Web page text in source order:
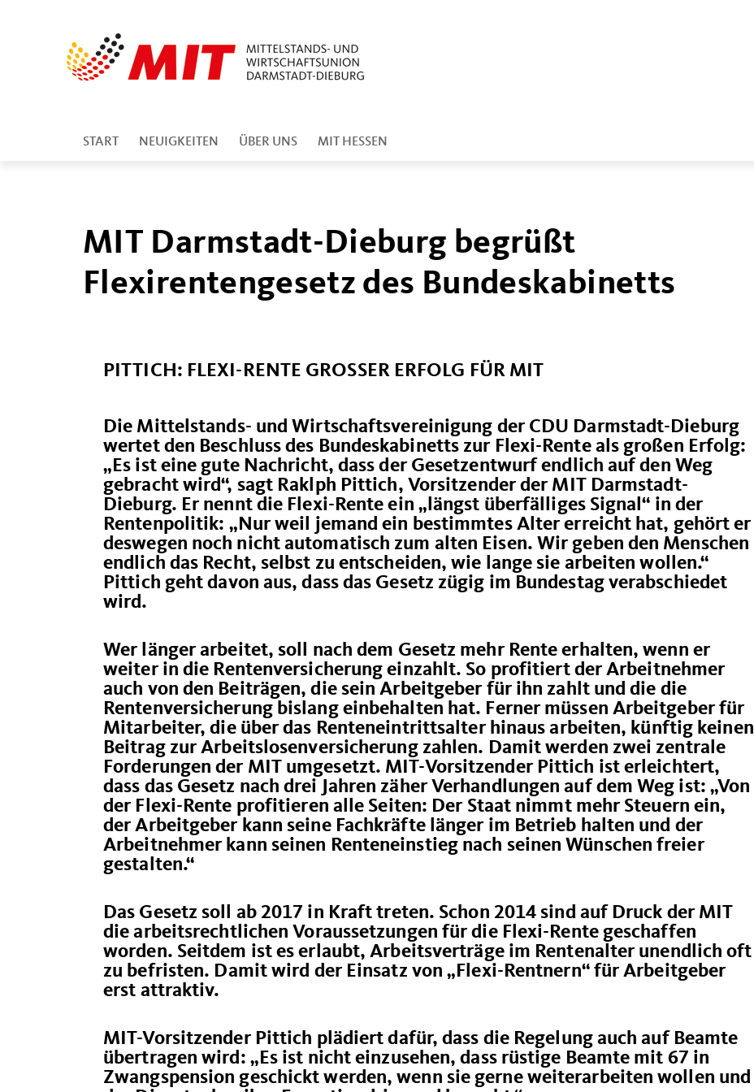
START NEUIGKEITEN ÜBER UNS MIT HESSEN
MIT Darmstadt-Dieburg begrüßt
Flexirentengesetz des Bundeskabinetts
PITTICH: FLEXI-RENTE GROSSER ERFOLG FÜR MIT
Die Mittelstands- und Wirtschaftsvereinigung der CDU Darmstadt-Dieburg
wertet den Beschluss des Bundeskabinetts zur Flexi-Rente als großen Erfolg:
Es ist eine gute Nachricht, dass der Gesetzentwurf endlich auf den Weg
gebracht wird“, sagt Raklph Pittich, Vorsitzender der MIT Darmstadt-
Dieburg. Er nennt die Flexi-Rente ein „längst überfälliges Signal“ in der
Rentenpolitik: „Nur weil jemand ein bestimmtes Alter erreicht hat, gehört er
deswegen noch nicht automatisch zum alten Eisen. Wir geben den Menschen
endlich das Recht, selbst zu entscheiden, wie lange sie arbeiten wollen.“
Pittich geht davon aus, dass das Gesetz zügig im Bundestag verabschiedet
wird.
Wer länger arbeitet, soll nach dem Gesetz mehr Rente erhalten, wenn er
weiter in die Rentenversicherung einzahlt. So profitiert der Arbeitnehmer
auch von den Beiträgen, die sein Arbeitgeber für ihn zahlt und die die
Rentenversicherung bislang einbehalten hat. Ferner müssen Arbeitgeber für
Mitarbeiter, die über das Renteneintrittsalter hinaus arbeiten, künftig keinen
Beitrag zur Arbeitslosenversicherung zahlen. Damit werden zwei zentrale
Forderungen der MIT umgesetzt. MIT-Vorsitzender Pittich ist erleichtert,
dass das Gesetz nach drei Jahren zäher Verhandlungen auf dem Weg ist: „Von
der Flexi-Rente profitieren alle Seiten: Der Staat nimmt mehr Steuern ein,
der Arbeitgeber kann seine Fachkräfte länger im Betrieb halten und der
Arbeitnehmer kann seinen Renteneinstieg nach seinen Wünschen freier
gestalten.“
Das Gesetz soll ab 2017 in Kraft treten. Schon 2014 sind auf Druck der MIT
die arbeitsrechtlichen Voraussetzungen für die Flexi-Rente geschaffen
worden. Seitdem ist es erlaubt, Arbeitsverträge im Rentenalter unendlich oft
zu befristen. Damit wird der Einsatz von „Flexi-Rentnern“ für Arbeitgeber
erst attraktiv.
MIT-Vorsitzender Pittich plädiert dafür, dass die Regelung auch auf Beamte
übertragen wird: „Es ist nicht einzusehen, dass rüstige Beamte mit 67 in
Zwangspension geschickt werden, wenn sie gerne weiterarbeiten wollen und